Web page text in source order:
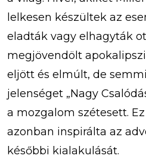
lelkesen készültek az
eladták vagy elhagyták
megjövendölt
eljött és elmúlt, de
jelenséget „Nagy
a mozgalom szétesett.
azonban inspirálta az
későbbi kialakulását.